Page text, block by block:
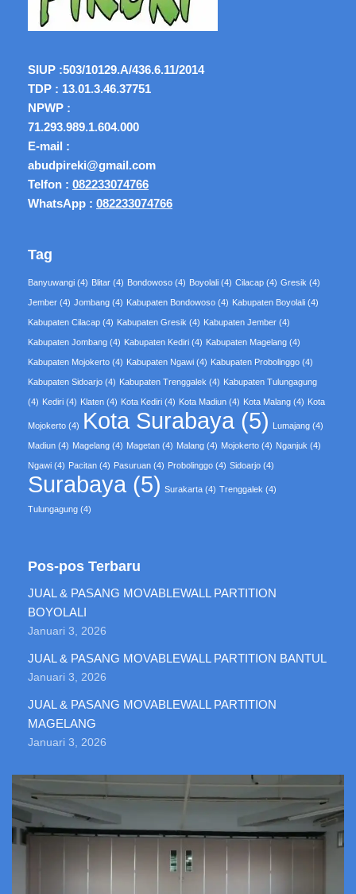
SIUP :503/10129.A/436.6.11/2014
TDP : 13.01.3.46.37751
NPWP :
71.293.989.1.604.000
E-mail :
abudpireki@gmail.com
Telfon : 082233074766
WhatsApp : 082233074766
Tag
Banyuwangi (4) Blitar (4) Bondowoso (4) Boyolali (4) Cilacap (4) Gresik (4)
Jember (4) Jombang (4) Kabupaten Bondowoso (4) Kabupaten Boyolali (4)
Kabupaten Cilacap (4) Kabupaten Gresik (4) Kabupaten Jember (4)
Kabupaten Jombang (4) Kabupaten Kediri (4) Kabupaten Magelang (4)
Kabupaten Mojokerto (4) Kabupaten Ngawi (4) Kabupaten Probolinggo (4)
Kabupaten Sidoarjo (4) Kabupaten Trenggalek (4) Kabupaten Tulungagung
(4) Kediri (4) Klaten (4) Kota Kediri (4) Kota Madiun (4) Kota Malang (4) Kota
Mojokerto (4) Kota Surabaya (5) Lumajang (4)
Madiun (4) Magelang (4) Magetan (4) Malang (4) Mojokerto (4) Nganjuk (4)
Ngawi (4) Pacitan (4) Pasuruan (4) Probolinggo (4) Sidoarjo (4)
Surabaya (5) Surakarta (4) Trenggalek (4)
Tulungagung (4)
Pos-pos Terbaru
JUAL & PASANG MOVABLEWALL PARTITION
BOYOLALI
Januari 3, 2026
JUAL & PASANG MOVABLEWALL PARTITION BANTUL
Januari 3, 2026
JUAL & PASANG MOVABLEWALL PARTITION
MAGELANG
Januari 3, 2026